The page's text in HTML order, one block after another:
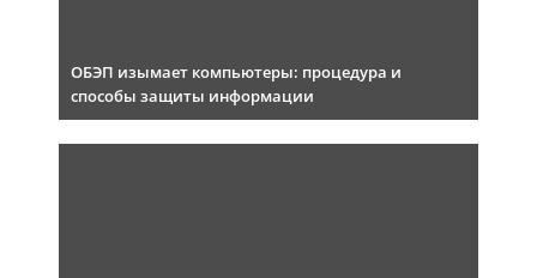
ОБЭП изымает компьютеры: процедура и
способы защиты информации